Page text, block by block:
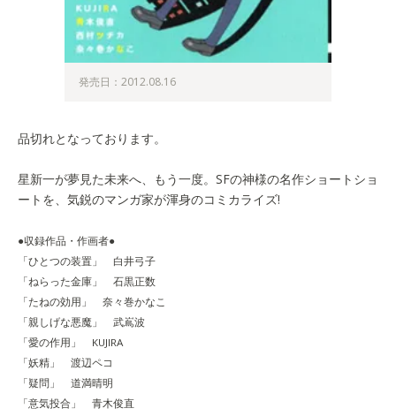
発売日：2012.08.16
品切れとなっております。
星新一が夢見た未来へ、もう一度。SFの神様の名作ショートショ
ートを、気鋭のマンガ家が渾身のコミカライズ!
●収録作品・作画者●
「ひとつの装置」 白井弓子
「ねらった金庫」 石黒正数
「たねの効用」 奈々巻かなこ
「親しげな悪魔」 武嶌波
「愛の作用」 KUJIRA
「妖精」 渡辺ペコ
「疑問」 道満晴明
「意気投合」 青木俊直